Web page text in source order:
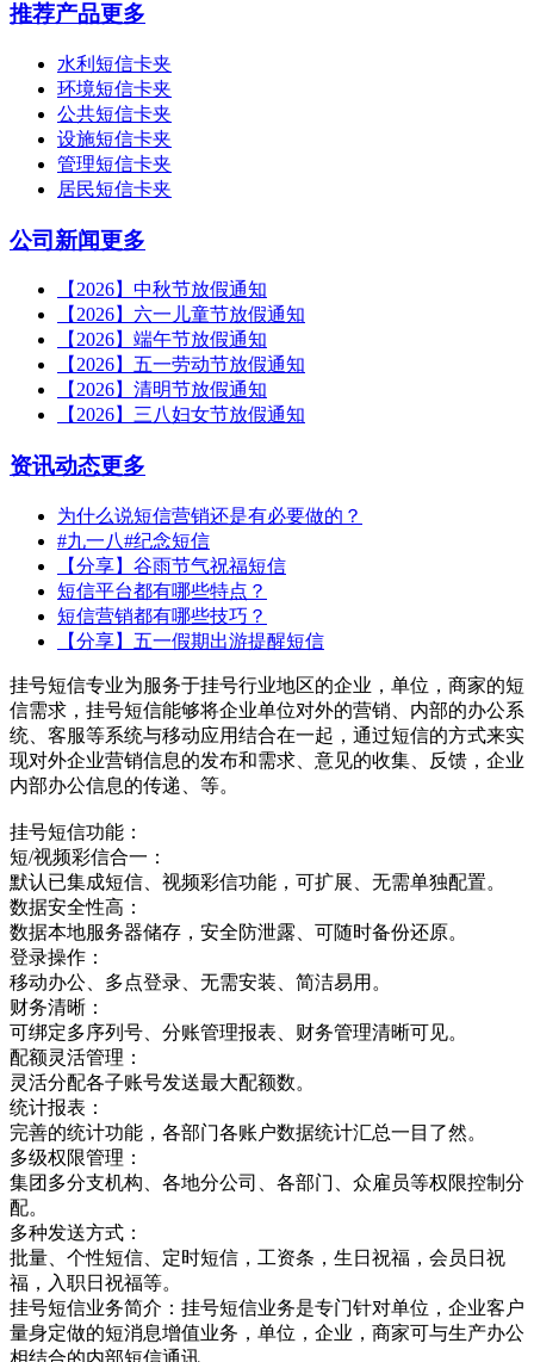
推荐产品更多
水利短信卡夹
环境短信卡夹
公共短信卡夹
设施短信卡夹
管理短信卡夹
居民短信卡夹
公司新闻更多
【2026】中秋节放假通知
【2026】六一儿童节放假通知
【2026】端午节放假通知
【2026】五一劳动节放假通知
【2026】清明节放假通知
【2026】三八妇女节放假通知
资讯动态更多
为什么说短信营销还是有必要做的？
#九一八#纪念短信
【分享】谷雨节气祝福短信
短信平台都有哪些特点？
短信营销都有哪些技巧？
【分享】五一假期出游提醒短信
挂号短信专业为服务于挂号行业地区的企业，单位，商家的短
信需求，挂号短信能够将企业单位对外的营销、内部的办公系
统、客服等系统与移动应用结合在一起，通过短信的方式来实
现对外企业营销信息的发布和需求、意见的收集、反馈，企业
内部办公信息的传递、等。
挂号短信功能：
短/视频彩信合一：
默认已集成短信、视频彩信功能，可扩展、无需单独配置。
数据安全性高：
数据本地服务器储存，安全防泄露、可随时备份还原。
登录操作：
移动办公、多点登录、无需安装、简洁易用。
财务清晰：
可绑定多序列号、分账管理报表、财务管理清晰可见。
配额灵活管理：
灵活分配各子账号发送最大配额数。
统计报表：
完善的统计功能，各部门各账户数据统计汇总一目了然。
多级权限管理：
集团多分支机构、各地分公司、各部门、众雇员等权限控制分
配。
多种发送方式：
批量、个性短信、定时短信，工资条，生日祝福，会员日祝
福，入职日祝福等。
挂号短信业务简介：挂号短信业务是专门针对单位，企业客户
量身定做的短消息增值业务，单位，企业，商家可与生产办公
相结合的内部短信通讯，